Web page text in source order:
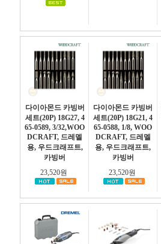
다이아몬드 카빙버
세트(20P) 18G27, 4
65-0589, 3/32,WOO
DCRAFT, 드레멜
용, 우드크래프트,
카빙버
23,520원
다이아몬드 카빙버
세트(20P) 18G21, 4
65-0588, 1/8, WOO
DCRAFT, 드레멜
용, 우드크래프트,
카빙버
23,520원